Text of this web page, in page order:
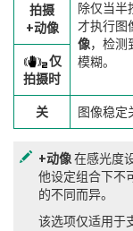
拍摄
+动像
除仅当半
才执行图
像，检测
模糊。
仅
拍摄时
关 图像稳定
+动像在感光度
他设定组合下不
的不同而异。
该选项仅适用于